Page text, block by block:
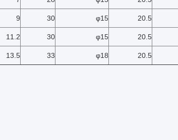
20.5
φ15
30
9
20.5
φ15
30
11.2
20.5
φ18
33
13.5